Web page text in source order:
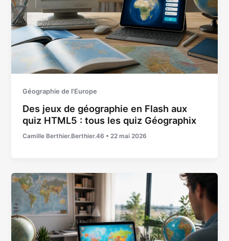
Géographie de l'Europe
Des jeux de géographie en Flash aux
quiz HTML5 : tous les quiz Géographix
Camille Berthier.Berthier.46 •22 mai 2026